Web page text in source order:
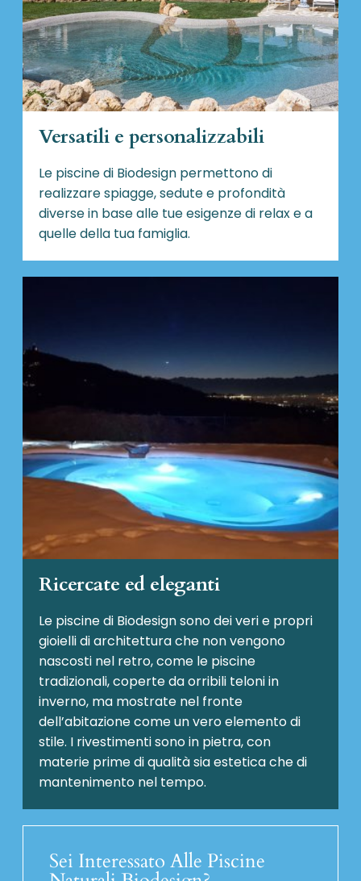
Versatili e personalizzabili
Le piscine di Biodesign permettono di
realizzare spiagge, sedute e profondità
diverse in base alle tue esigenze di relax e a
quelle della tua famiglia.
Ricercate ed eleganti
Le piscine di Biodesign sono dei veri e propri
gioielli di architettura che non vengono
nascosti nel retro, come le piscine
tradizionali, coperte da orribili teloni in
inverno, ma mostrate nel fronte
dell’abitazione come un vero elemento di
stile. I rivestimenti sono in pietra, con
materie prime di qualità sia estetica che di
mantenimento nel tempo.
Sei Interessato Alle Piscine